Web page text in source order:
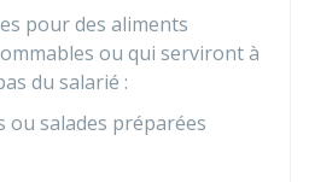
pour des aliments
ou qui serviront à
du salarié :
ou salades préparées